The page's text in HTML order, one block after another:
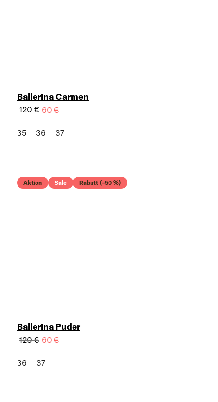
Ballerina Carmen
120 € 60 €
35 36 37
Aktion Sale Rabatt (–50 %)
Ballerina Puder
120 € 60 €
36 37